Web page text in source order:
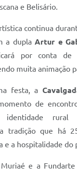
e Belisário.
continua
a duplaArtur e
por conta de
muita animação
festa, a
de
identidade
tradição que há
e a hospitalidade do
e a